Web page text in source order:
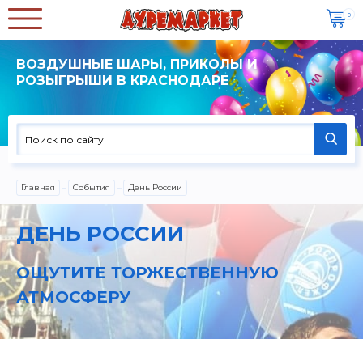
0
ВОЗДУШНЫЕ ШАРЫ, ПРИКОЛЫ И
РОЗЫГРЫШИ В КРАСНОДАРЕ
Главная События День России
ДЕНЬ РОССИИ
ОЩУТИТЕ ТОРЖЕСТВЕННУЮ
АТМОСФЕРУ